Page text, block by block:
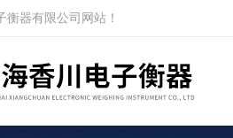
器有限公司网站！